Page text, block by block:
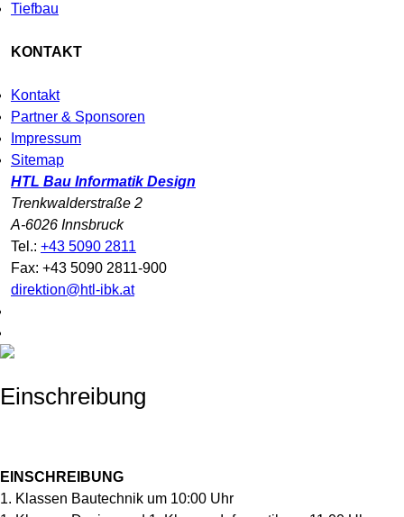
Tiefbau
KONTAKT
Kontakt
Partner & Sponsoren
Impressum
Sitemap
HTL Bau Informatik Design
Trenkwalderstraße 2
A-6026 Innsbruck
Tel.: +43 5090 2811
Fax: +43 5090 2811-900
direktion@htl-ibk.at
Einschreibung
EINSCHREIBUNG
1. Klassen Bautechnik um 10:00 Uhr